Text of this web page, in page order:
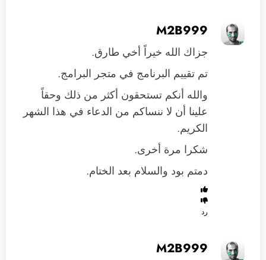
M2B999
جزاك الله خيراً أخي طارق.
تم تقييم البرنامج في متجر البرامج.
والله أنكم تستحقون أكثر من ذلك وحقاً
علينا أن لا ننساكم من الدعاء في هذا الشهر
الكريم.
شكرا مرة أخرى.
دمتم بود والسلام بعد الختام.
رد
M2B999